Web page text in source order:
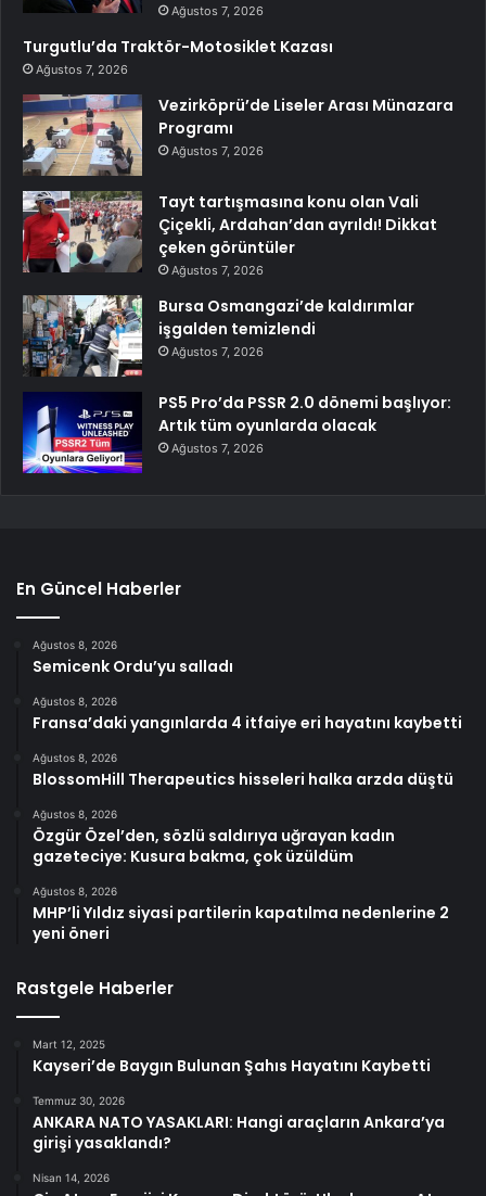
Ağustos 7, 2026
Turgutlu’da Traktör-Motosiklet Kazası
Ağustos 7, 2026
Vezirköprü’de Liseler Arası Münazara
Programı
Ağustos 7, 2026
Tayt tartışmasına konu olan Vali
Çiçekli, Ardahan’dan ayrıldı! Dikkat
çeken görüntüler
Ağustos 7, 2026
Bursa Osmangazi’de kaldırımlar
işgalden temizlendi
Ağustos 7, 2026
PS5 Pro’da PSSR 2.0 dönemi başlıyor:
Artık tüm oyunlarda olacak
Ağustos 7, 2026
En Güncel Haberler
Ağustos 8, 2026
Semicenk Ordu’yu salladı
Ağustos 8, 2026
Fransa’daki yangınlarda 4 itfaiye eri hayatını kaybetti
Ağustos 8, 2026
BlossomHill Therapeutics hisseleri halka arzda düştü
Ağustos 8, 2026
Özgür Özel’den, sözlü saldırıya uğrayan kadın
gazeteciye: Kusura bakma, çok üzüldüm
Ağustos 8, 2026
MHP’li Yıldız siyasi partilerin kapatılma nedenlerine 2
yeni öneri
Rastgele Haberler
Mart 12, 2025
Kayseri’de Baygın Bulunan Şahıs Hayatını Kaybetti
Temmuz 30, 2026
ANKARA NATO YASAKLARI: Hangi araçların Ankara’ya
girişi yasaklandı?
Nisan 14, 2026